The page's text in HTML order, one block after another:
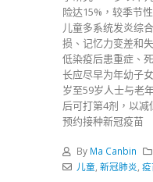
险达15%，较季节
儿童多系统发炎综
损、记忆力变差和
低染疫后患重症、
长应尽早为年幼子
岁至59岁人士与老
后可打第4剂，以
预约接种新冠疫苗
By Ma Canbin
儿童 新冠肺炎 疫